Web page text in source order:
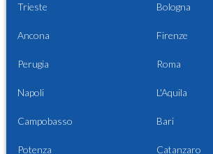
Trieste Bologna
Ancona Firenze
Perugia Roma
Napoli L'Aquila
Campobasso Bari
Potenza Catanzaro